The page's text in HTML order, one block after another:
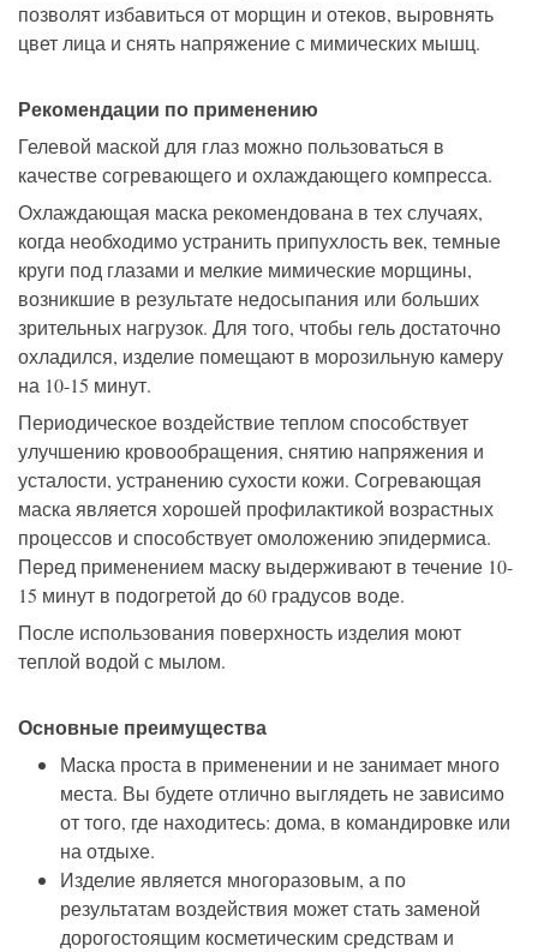
позволят избавиться от морщин и отеков, выровнять
цвет лица и снять напряжение с мимических мышц.
Рекомендации по применению
Гелевой маской для глаз можно пользоваться в
качестве согревающего и охлаждающего компресса.
Охлаждающая маска рекомендована в тех случаях,
когда необходимо устранить припухлость век, темные
круги под глазами и мелкие мимические морщины,
возникшие в результате недосыпания или больших
зрительных нагрузок. Для того, чтобы гель достаточно
охладился, изделие помещают в морозильную камеру
на 10-15 минут.
Периодическое воздействие теплом способствует
улучшению кровообращения, снятию напряжения и
усталости, устранению сухости кожи. Согревающая
маска является хорошей профилактикой возрастных
процессов и способствует омоложению эпидермиса.
Перед применением маску выдерживают в течение 10-
15 минут в подогретой до 60 градусов воде.
После использования поверхность изделия моют
теплой водой с мылом.
Основные преимущества
Маска проста в применении и не занимает много
места. Вы будете отлично выглядеть не зависимо
от того, где находитесь: дома, в командировке или
на отдыхе.
Изделие является многоразовым, а по
результатам воздействия может стать заменой
дорогостоящим косметическим средствам и